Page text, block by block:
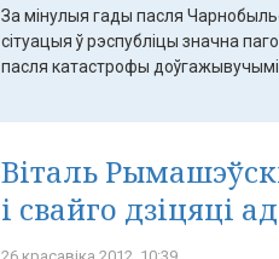
За мінулыя гады пасля
сітуацыя ў рэспубліцы значна
пасля катастрофы доўгажывучымі
Віталь
і свайго дзіцяці